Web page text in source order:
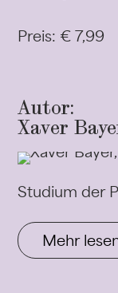
Preis: € 7,99
Autor:
Xaver
Studium der
Mehr